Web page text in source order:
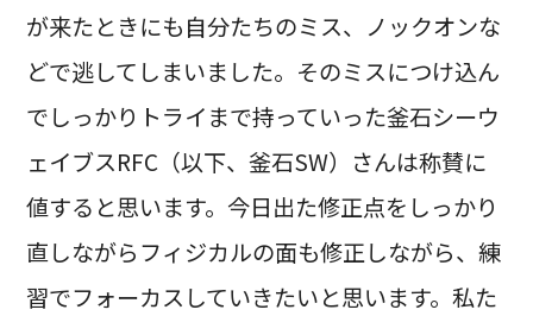
が来たときにも自分たちのミス、ノックオンな
どで逃してしまいました。そのミスにつけ込ん
でしっかりトライまで持っていった釜石シーウ
ェイブスRFC（以下、釜石SW）さんは称賛に
値すると思います。今日出た修正点をしっかり
直しながらフィジカルの面も修正しながら、練
習でフォーカスしていきたいと思います。私た